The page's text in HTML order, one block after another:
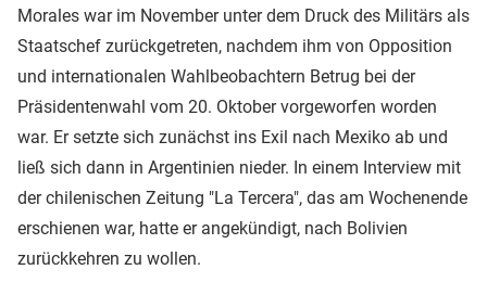
Morales war im November unter dem Druck des Militärs als
Staatschef zurückgetreten, nachdem ihm von Opposition
und internationalen Wahlbeobachtern Betrug bei der
Präsidentenwahl vom 20. Oktober vorgeworfen worden
war. Er setzte sich zunächst ins Exil nach Mexiko ab und
ließ sich dann in Argentinien nieder. In einem Interview mit
der chilenischen Zeitung "La Tercera", das am Wochenende
erschienen war, hatte er angekündigt, nach Bolivien
zurückkehren zu wollen.